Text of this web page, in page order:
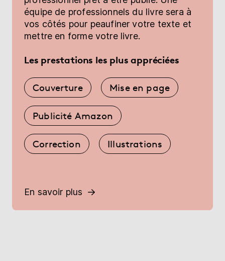
équipe de professionnels du livre sera à
vos côtés pour peaufiner votre texte et
mettre en forme votre livre.
Les prestations les plus appréciées
Couverture Mise en page
Publicité Amazon
Correction Illustrations
En savoir plus